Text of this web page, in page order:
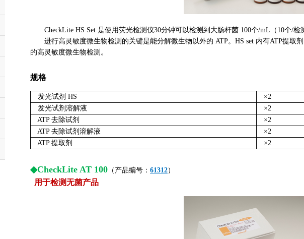
CheckLite HS Set 是使用荧光检测仪30分钟可以检测到大肠杆菌 100个/mL（10个/检
进行高灵敏度微生物检测的关键是能分解微生物以外的 ATP。HS set 内有ATP提取
的高灵敏度微生物检测。
规格
发光试剂 HS
×2
发光试剂溶解液
×2
ATP 去除试剂
×2
ATP 去除试剂溶解液
×2
ATP 提取剂
×2
◆CheckLite AT 100 （产品编号： 61312）
用于检测无菌产品